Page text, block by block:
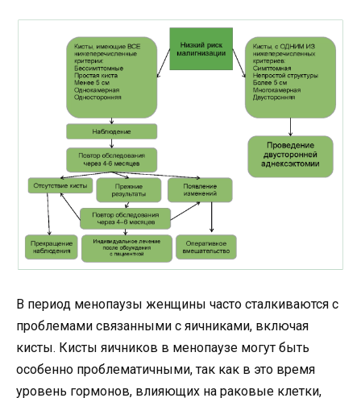
В период менопаузы женщины часто сталкиваются с
проблемами связанными с яичниками, включая
кисты. Кисты яичников в менопаузе могут быть
особенно проблематичными, так как в это время
уровень гормонов, влияющих на раковые клетки,